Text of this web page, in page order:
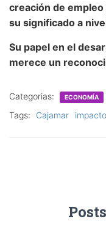
creación de empleo
su significado a
Su papel en el
merece un
Categorias: ECONOMÍA
Tags: Cajamar